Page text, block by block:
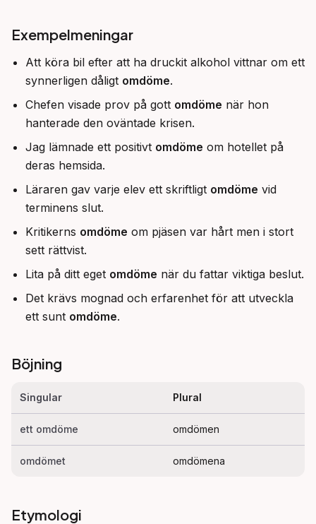
Exempelmeningar
Att köra bil efter att ha druckit alkohol vittnar om ett
synnerligen dåligt omdöme.
Chefen visade prov på gott omdöme när hon
hanterade den oväntade krisen.
Jag lämnade ett positivt omdöme om hotellet på
deras hemsida.
Läraren gav varje elev ett skriftligt omdöme vid
terminens slut.
Kritikerns omdöme om pjäsen var hårt men i stort
sett rättvist.
Lita på ditt eget omdöme när du fattar viktiga beslut.
Det krävs mognad och erfarenhet för att utveckla
ett sunt omdöme.
Böjning
Singular Plural
ett omdöme omdömen
omdömet omdömena
Etymologi